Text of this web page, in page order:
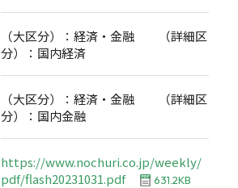
（大区分）：経済・金融 （詳細区
分）：国内経済
（大区分）：経済・金融 （詳細区
分）：国内金融
https://www.nochuri.co.jp/weekly/
pdf/flash20231031.pdf
631.2KB